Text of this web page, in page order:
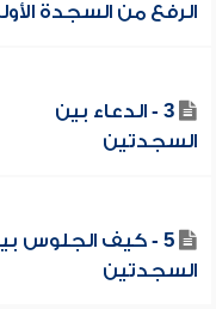
الرفع من السجدة
3 - الدعاء بين
السجدتين
5 - كيف الجلوس
السجدتين